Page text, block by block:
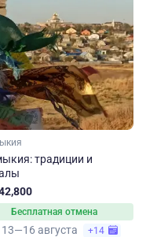
традиции и
Бесплатная отмена
13—16 августа +14